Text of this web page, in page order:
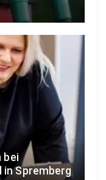
bei
Spremberg